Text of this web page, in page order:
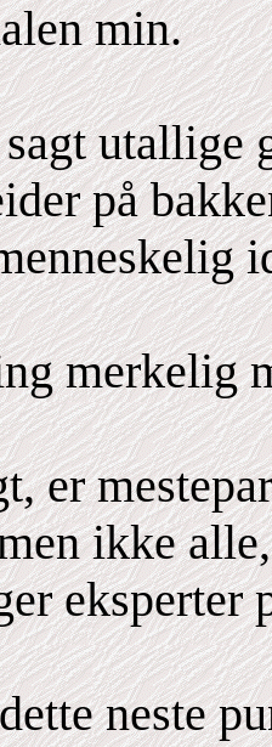
min.
utallige
på
merkelig
er
ikke
eksperter
neste